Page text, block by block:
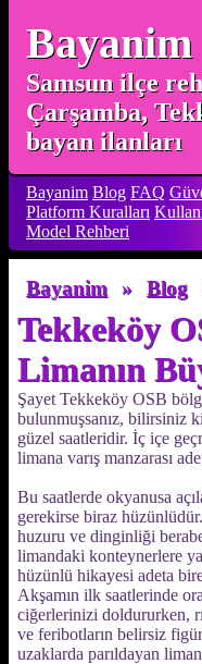
Bayanim
Samsun ilçe
Çarşamba,
bayan ilanları
Bayanim Blog FAQ
Platform Kuralları
Model Rehberi
Bayanim » Blog
Tekkeköy
Limanın
Şayet Tekkeköy OSB
bulunmuşsanız, bilirsiniz
güzel saatleridir. İç içe
limana varış manzarası
Bu saatlerde okyanusa
gerekirse biraz
huzuru ve dinginliği
limandaki konteynerlere
hüzünlü hikayesi adeta
Akşamın ilk saatlerinde
ciğerlerinizi doldururken,
ve feribotların belirsiz
uzaklarda parıldayan